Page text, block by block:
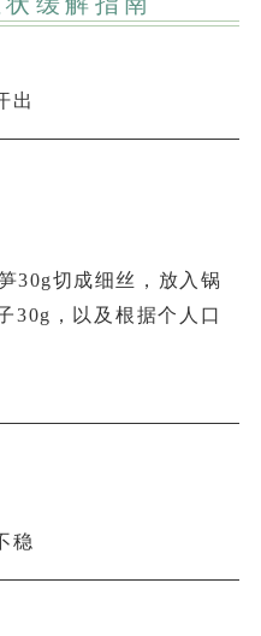
出
30g切成细丝，放入锅
30g，以及根据个人口
稳